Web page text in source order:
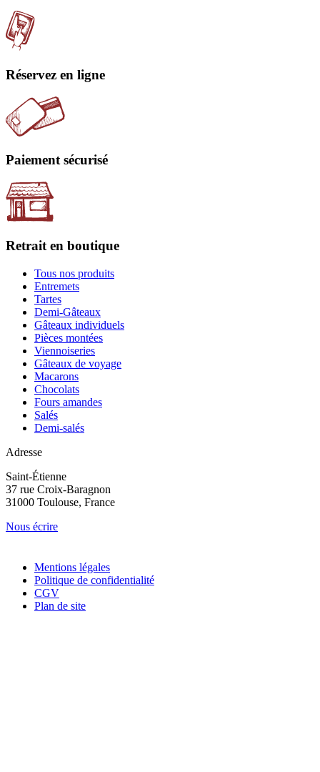
Réservez en ligne
Paiement sécurisé
Retrait en boutique
Tous nos produits
Entremets
Tartes
Demi-Gâteaux
Gâteaux individuels
Pièces montées
Viennoiseries
Gâteaux de voyage
Macarons
Chocolats
Fours amandes
Salés
Demi-salés
Adresse
Saint-Étienne
37 rue Croix-Baragnon
31000 Toulouse, France
Nous écrire
Mentions légales
Politique de confidentialité
CGV
Plan de site